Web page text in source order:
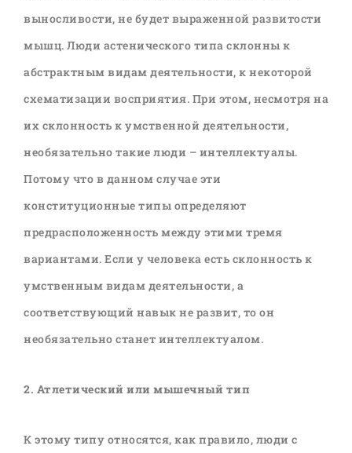
выносливости, не будет выраженной развитости
мышц. Люди астенического типа склонны к
абстрактным видам деятельности, к некоторой
схематизации восприятия. При этом, несмотря на
их склонность к умственной деятельности,
необязательно такие люди – интеллектуалы.
Потому что в данном случае эти
конституционные типы определяют
предрасположенность между этими тремя
вариантами. Если у человека есть склонность к
умственным видам деятельности, а
соответствующий навык не развит, то он
необязательно станет интеллектуалом.
2. Атлетический или мышечный тип
К этому типу относятся, как правило, люди с